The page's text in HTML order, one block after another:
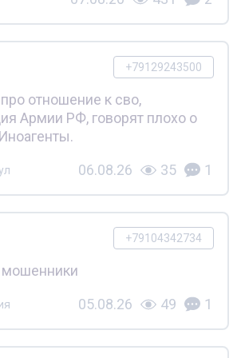
+79129243500
отношение к сво,
Армии РФ, говорят плохо о
06.08.26 35 1
+79104342734
05.08.26 49 1